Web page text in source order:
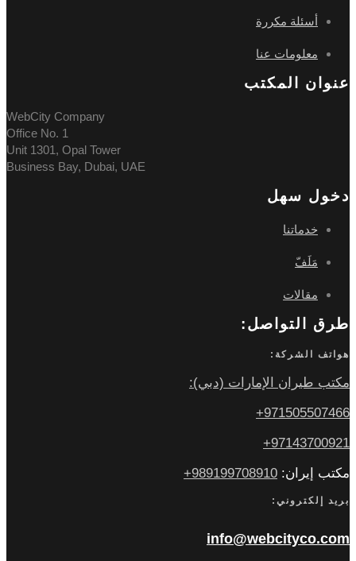
أسئلة مكررة
معلومات عنا
عنوان المکتب
WebCity Company
Office No. 1
Unit 1301, Opal Tower
Business Bay, Dubai, UAE
دخول سهل
خدماتنا
مَلَفّ
مقالات
طرق التواصل:
هواتف الشركة:
مكتب طيران الإمارات (دبي):
971505507466+
97143700921+
مكتب إيران: 989199708910+
بريد إلكتروني:
info@webcityco.com